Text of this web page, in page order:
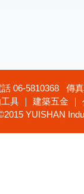
06-5810368 傳
具 ｜ 建築五金
YUISHAN